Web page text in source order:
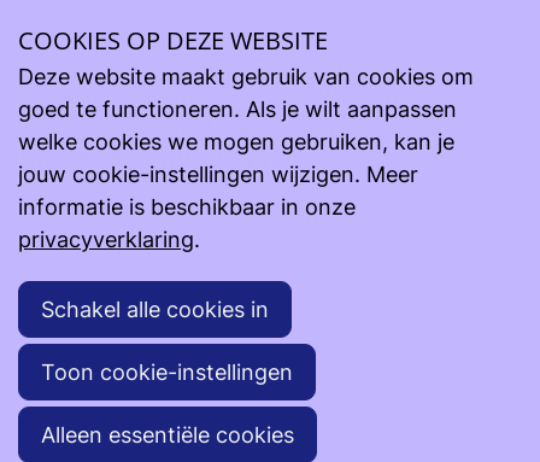
Steun onze projecten
Lopende projecten
Missionarissen van Afrika vzw
Missionarissen van Afrika vzw
Missionarissen van Afrika vzw - Père Bernard Lesay
- Burundi
School Madagaskar
Missionarissen van Afrika vzw - Rwabukamba
Damien - Rwanda
Missionarissen van Afrika vzw - Ugeux Bernard -
COOKIES OP DEZE WEBSITE
Deze website maakt gebruik van cookies om
goed te functioneren. Als je wilt aanpassen
welke cookies we mogen gebruiken, kan je
jouw cookie-instellingen wijzigen. Meer
informatie is beschikbaar in onze
privacyverklaring.
Schakel alle cookies in
Toon cookie-instellingen
Alleen essentiële cookies